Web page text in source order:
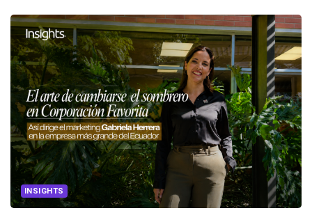
INSIGHTS